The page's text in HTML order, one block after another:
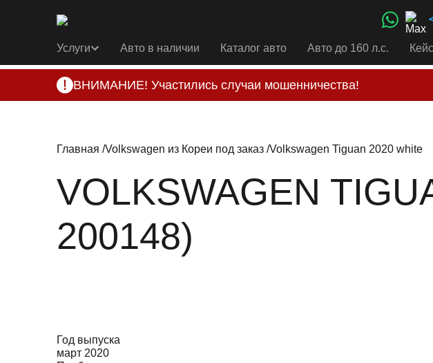
Услуги Авто в наличии Каталог авто Авто до 160 л.с.
ВНИМАНИЕ! Участились случаи мошенничества!
Главная Volkswagen из Кореи под заказ Volkswagen Tiguan 2020 white
VOLKSWAGEN
200148)
Год выпуска
март 2020